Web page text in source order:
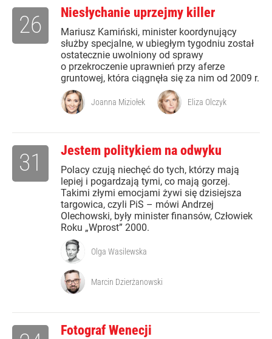
Niesłychanie uprzejmy killer
Mariusz Kamiński, minister koordynujący
służby specjalne, w ubiegłym tygodniu został
ostatecznie uwolniony od sprawy
o przekroczenie uprawnień przy aferze
gruntowej, która ciągnęła się za nim od 2009 r.
26
Joanna Miziołek Eliza Olczyk
Jestem politykiem na odwyku
Polacy czują niechęć do tych, którzy mają
lepiej i pogardzają tymi, co mają gorzej.
Takimi złymi emocjami żywi się dzisiejsza
targowica, czyli PiS – mówi Andrzej
Olechowski, były minister finansów, Człowiek
Roku „Wprost” 2000.
31
Olga Wasilewska
Marcin Dzierżanowski
Fotograf Wenecji